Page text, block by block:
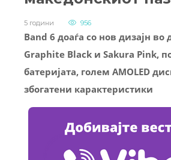
5 години 956
Band 6 доаѓа со нов дизајн во
Graphite Black и Sakura Pink,
батеријата, голем AMOLED
збогатени карактеристики